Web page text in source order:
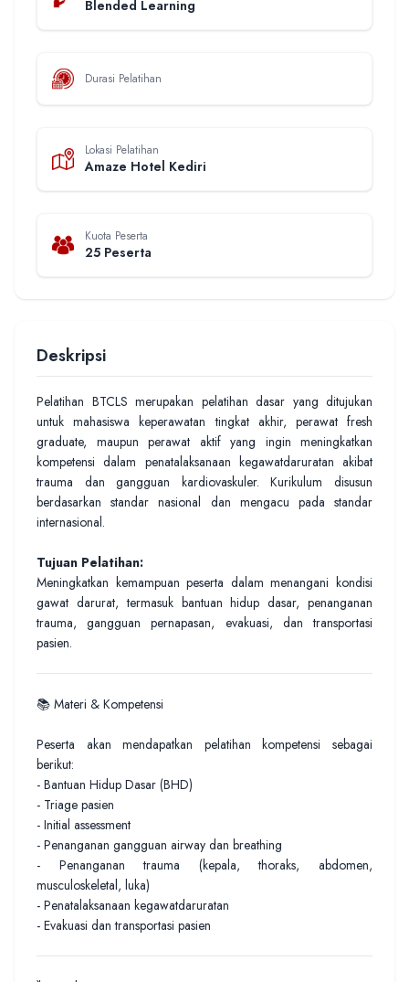
Blended Learning
Durasi Pelatihan
Lokasi Pelatihan
Amaze Hotel Kediri
Kuota Peserta
25 Peserta
Deskripsi
Pelatihan BTCLS merupakan pelatihan dasar yang ditujukan
untuk mahasiswa keperawatan tingkat akhir, perawat fresh
graduate, maupun perawat aktif yang ingin meningkatkan
kompetensi dalam penatalaksanaan kegawatdaruratan akibat
trauma dan gangguan kardiovaskuler. Kurikulum disusun
berdasarkan standar nasional dan mengacu pada standar
internasional.
Tujuan Pelatihan:
Meningkatkan kemampuan peserta dalam menangani kondisi
gawat darurat, termasuk bantuan hidup dasar, penanganan
trauma, gangguan pernapasan, evakuasi, dan transportasi
pasien.
📚 Materi & Kompetensi
Peserta akan mendapatkan pelatihan kompetensi sebagai
berikut:
- Bantuan Hidup Dasar (BHD)
- Triage pasien
- Initial assessment
- Penanganan gangguan airway dan breathing
- Penanganan trauma (kepala, thoraks, abdomen,
musculoskeletal, luka)
- Penatalaksanaan kegawatdaruratan
- Evakuasi dan transportasi pasien